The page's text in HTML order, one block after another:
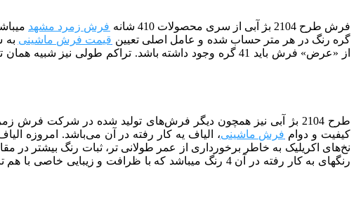
فرش طرح 2104 بژ آبی از سری محصولات 410 شانه فرش زمرد مشهد
گره رنگ در هر متر حساب شده و عامل اصلی تعیین قیمت فرش ماشینی
کیفیت و دوام فرش ماشینی، الیاف یه کار رفته در آن می‌باشد. امروزه
نخ‌های اکریلیک به خاطر برخورداری از عمر طولانی تر، ثبات رنگ بیشتر در
رنگ­­های به کار رفته در آن 4 رنگ می­باشد که با ظرافت و زیبایی خاصی با هم ترکیب شده­ اند.